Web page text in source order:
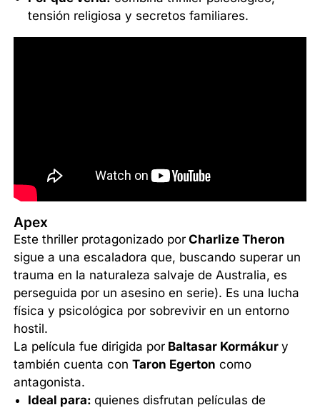
tensión religiosa y secretos familiares.
Apex
Este thriller protagonizado por Charlize Theron
sigue a una escaladora que, buscando superar un
trauma en la naturaleza salvaje de Australia, es
perseguida por un asesino en serie). Es una lucha
física y psicológica por sobrevivir en un entorno
hostil.
La película fue dirigida por Baltasar Kormákury
también cuenta conTaron Egerton como
antagonista.
Ideal para:quienes disfrutan películas de